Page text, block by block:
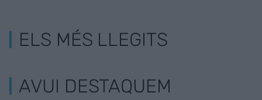
ELS MÉS LLEGITS
AVUI DESTAQUEM